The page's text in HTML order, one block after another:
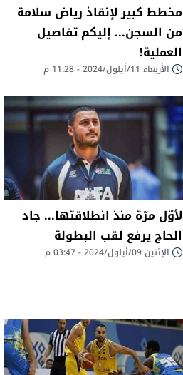
مخطط كبير لإنقاذ رياض سلامة
من السجن... إليكم تفاصيل
العملية!
الأربعاء 11/أيلول/2024 - 11:28 م
لأوّل مرّة منذ انطلاقتها... جاد
الحاج يرفع لقب البطولة
الإثنين 09/أيلول/2024 - 03:47 م